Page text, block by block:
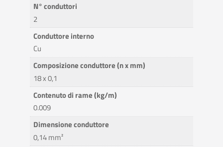
N° conduttori
2
Conduttore interno
Cu
Composizione conduttore (n x mm)
18 x 0,1
Contenuto di rame (kg/m)
0.009
Dimensione conduttore
0,14 mm²